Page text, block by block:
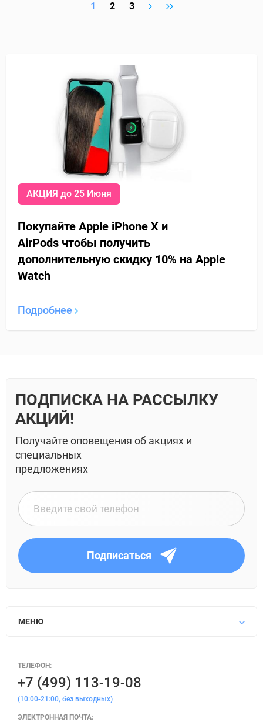
1 2 3
АКЦИЯ до 25 Июня
Покупайте Apple iPhone X и
AirPods чтобы получить
дополнительную скидку 10% на Apple
Watch
Подробнее
ПОДПИСКА НА РАССЫЛКУ
АКЦИЙ!
Получайте оповещения об акциях и
специальных
предложениях
Подписаться
МЕНЮ
ТЕЛЕФОН:
+7 (499) 113-19-08
(10:00-21:00, без выходных)
ЭЛЕКТРОННАЯ ПОЧТА: